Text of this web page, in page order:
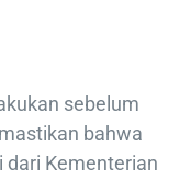
sebelum
bahwa
dari Kementerian